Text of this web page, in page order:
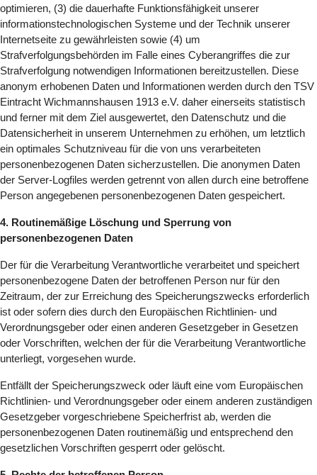
optimieren, (3) die dauerhafte Funktionsfähigkeit unserer
informationstechnologischen Systeme und der Technik unserer
Internetseite zu gewährleisten sowie (4) um
Strafverfolgungsbehörden im Falle eines Cyberangriffes die zur
Strafverfolgung notwendigen Informationen bereitzustellen. Diese
anonym erhobenen Daten und Informationen werden durch den TSV
Eintracht Wichmannshausen 1913 e.V. daher einerseits statistisch
und ferner mit dem Ziel ausgewertet, den Datenschutz und die
Datensicherheit in unserem Unternehmen zu erhöhen, um letztlich
ein optimales Schutzniveau für die von uns verarbeiteten
personenbezogenen Daten sicherzustellen. Die anonymen Daten
der Server-Logfiles werden getrennt von allen durch eine betroffene
Person angegebenen personenbezogenen Daten gespeichert.
4. Routinemäßige Löschung und Sperrung von
personenbezogenen Daten
Der für die Verarbeitung Verantwortliche verarbeitet und speichert
personenbezogene Daten der betroffenen Person nur für den
Zeitraum, der zur Erreichung des Speicherungszwecks erforderlich
ist oder sofern dies durch den Europäischen Richtlinien- und
Verordnungsgeber oder einen anderen Gesetzgeber in Gesetzen
oder Vorschriften, welchen der für die Verarbeitung Verantwortliche
unterliegt, vorgesehen wurde.
Entfällt der Speicherungszweck oder läuft eine vom Europäischen
Richtlinien- und Verordnungsgeber oder einem anderen zuständigen
Gesetzgeber vorgeschriebene Speicherfrist ab, werden die
personenbezogenen Daten routinemäßig und entsprechend den
gesetzlichen Vorschriften gesperrt oder gelöscht.